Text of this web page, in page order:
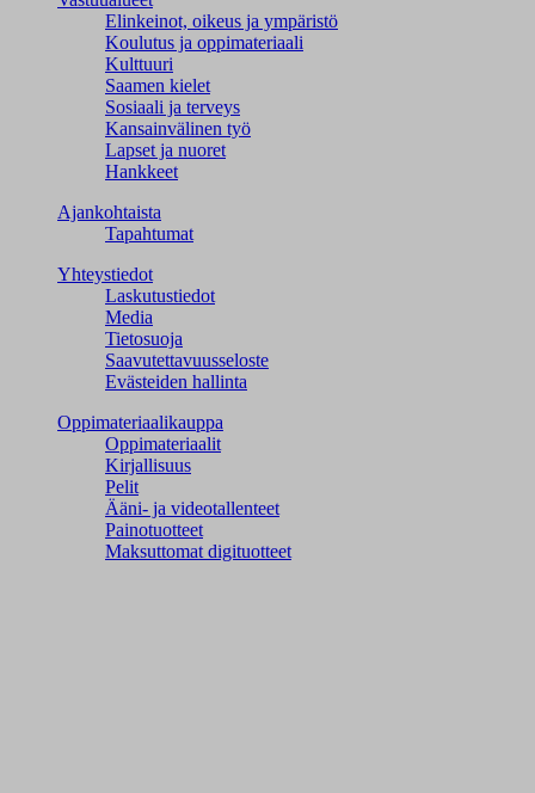
Elinkeinot, oikeus ja ympäristö
Koulutus ja oppimateriaali
Kulttuuri
Saamen kielet
Sosiaali ja terveys
Kansainvälinen työ
Lapset ja nuoret
Hankkeet
Ajankohtaista
Tapahtumat
Yhteystiedot
Laskutustiedot
Media
Tietosuoja
Saavutettavuusseloste
Evästeiden hallinta
Oppimateriaalikauppa
Oppimateriaalit
Kirjallisuus
Pelit
Ääni- ja videotallenteet
Painotuotteet
Maksuttomat digituotteet